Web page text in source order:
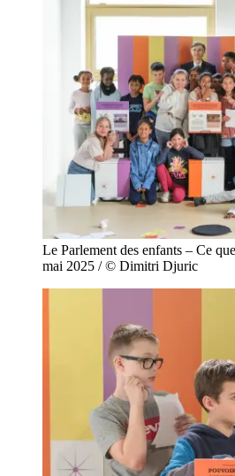
Le Parlement des enfants – Ce
mai 2025 / © Dimitri Djuric